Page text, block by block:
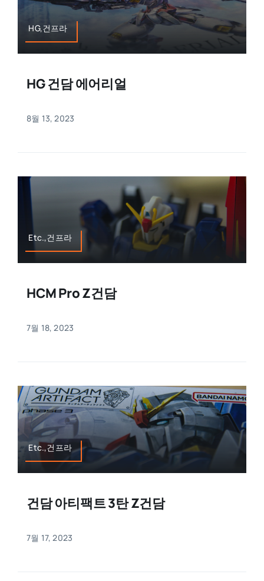
HG,건프라
HG 건담 에어리얼
8월 13, 2023
Etc.,건프라
HCM Pro Z건담
7월 18, 2023
Etc.,건프라
건담 아티팩트 3탄 Z건담
7월 17, 2023